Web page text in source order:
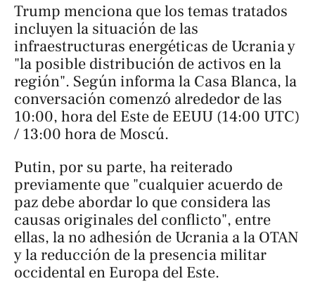
Trump menciona que los temas tratados
incluyen la situación de las
infraestructuras energéticas de Ucrania y
"la posible distribución de activos en la
región". Según informa la Casa Blanca, la
conversación comenzó alrededor de las
10:00, hora del Este de EEUU (14:00 UTC)
/ 13:00 hora de Moscú.
Putin, por su parte, ha reiterado
previamente que "cualquier acuerdo de
paz debe abordar lo que considera las
causas originales del conflicto", entre
ellas, la no adhesión de Ucrania a la OTAN
y la reducción de la presencia militar
occidental en Europa del Este.